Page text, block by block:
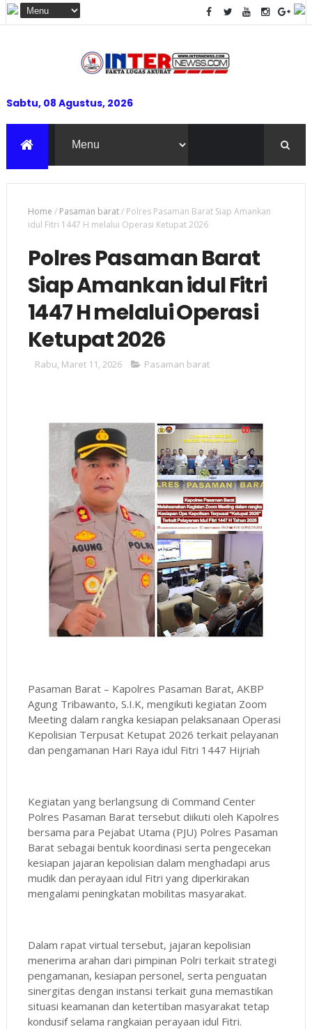
Sabtu, 08 Agustus, 2026
Home / Pasaman barat/ Polres Pasaman Barat Siap Amankan
idul Fitri 1447 H melalui Operasi Ketupat 2026
Polres Pasaman Barat
Siap Amankan idul Fitri
1447 H melalui Operasi
Ketupat 2026
Rabu, Maret 11, 2026 Pasaman barat
Pasaman Barat – Kapolres Pasaman Barat, AKBP
Agung Tribawanto, S.I.K, mengikuti kegiatan Zoom
Meeting dalam rangka kesiapan pelaksanaan Operasi
Kepolisian Terpusat Ketupat 2026 terkait pelayanan
dan pengamanan Hari Raya idul Fitri 1447 Hijriah
Kegiatan yang berlangsung di Command Center
Polres Pasaman Barat tersebut diikuti oleh Kapolres
bersama para Pejabat Utama (PJU) Polres Pasaman
Barat sebagai bentuk koordinasi serta pengecekan
kesiapan jajaran kepolisian dalam menghadapi arus
mudik dan perayaan idul Fitri yang diperkirakan
mengalami peningkatan mobilitas masyarakat.
Dalam rapat virtual tersebut, jajaran kepolisian
menerima arahan dari pimpinan Polri terkait strategi
pengamanan, kesiapan personel, serta penguatan
sinergitas dengan instansi terkait guna memastikan
situasi keamanan dan ketertiban masyarakat tetap
kondusif selama rangkaian perayaan idul Fitri.